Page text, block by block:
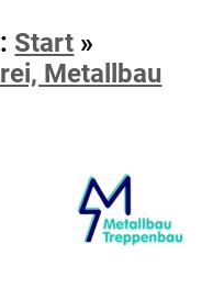
Start »
Metallbau